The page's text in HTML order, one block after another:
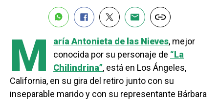
M aría Antonieta de las Nieves, mejor
conocida por su personaje de “La
Chilindrina”, está en Los Ángeles,
California, en su gira del retiro junto con su
inseparable marido y con su representante Bárbara